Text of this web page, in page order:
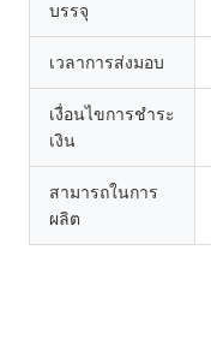
บรรจุ
เวลาการส่งมอบ
เงื่อนไขการชำระ
เงิน
สามารถในการ
ผลิต